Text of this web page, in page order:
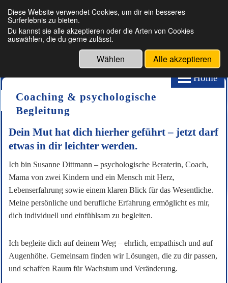
Für Menschen, die spüren, dass jetzt
der richtige Moment für Veränderung
Home
Coaching & psychologische
Begleitung
Dein Mut hat dich hierher geführt – jetzt darf
etwas in dir leichter werden.
Ich bin Susanne Dittmann – psychologische Beraterin, Coach,
Mama von zwei Kindern und ein Mensch mit Herz,
Lebenserfahrung sowie einem klaren Blick für das Wesentliche.
Meine persönliche und berufliche Erfahrung ermöglicht es mir,
dich individuell und einfühlsam zu begleiten.
Ich begleite dich auf deinem Weg – ehrlich, empathisch und auf
Augenhöhe. Gemeinsam finden wir Lösungen, die zu dir passen,
und schaffen Raum für Wachstum und Veränderung.
Diese Website verwendet Cookies, um dir ein besseres
Surferlebnis zu bieten.
Du kannst sie alle akzeptieren oder die Arten von Cookies
auswählen, die du gerne zulässt.
Wählen Alle akzeptieren